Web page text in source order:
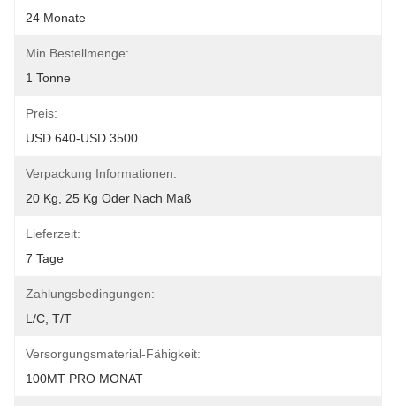
24 Monate
Min Bestellmenge:
1 Tonne
Preis:
USD 640-USD 3500
Verpackung Informationen:
20 Kg, 25 Kg Oder Nach Maß
Lieferzeit:
7 Tage
Zahlungsbedingungen:
L/C, T/T
Versorgungsmaterial-Fähigkeit:
100MT PRO MONAT